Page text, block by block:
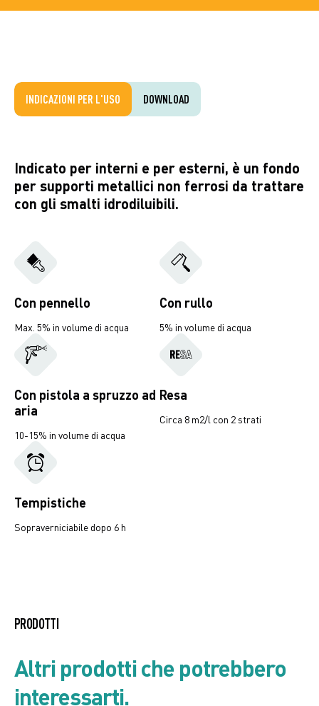
INDICAZIONI PER L'USO DOWNLOAD
Indicato per interni e per esterni, è un fondo
per supporti metallici non ferrosi da trattare
con gli smalti idrodiluibili.
Con pennello
Max. 5% in volume di acqua
Con rullo
5% in volume di acqua
Con pistola a spruzzo ad
aria
10-15% in volume di acqua
Resa
Circa 8 m2/l con 2 strati
Tempistiche
Sopraverniciabile dopo 6 h
PRODOTTI
Altri prodotti che potrebbero
interessarti.